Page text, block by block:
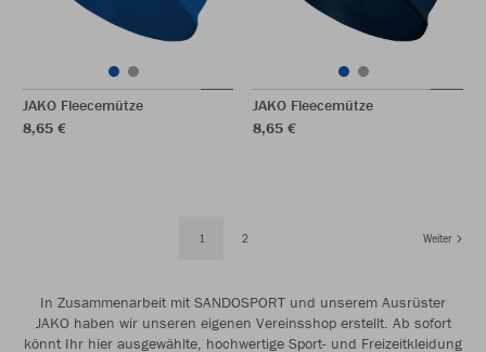
JAKO Fleecemütze
8,65 €
JAKO Fleecemütze
8,65 €
1 2 Weiter
In Zusammenarbeit mit SANDOSPORT und unserem Ausrüster
JAKO haben wir unseren eigenen Vereinsshop erstellt. Ab sofort
könnt Ihr hier ausgewählte, hochwertige Sport- und Freizeitkleidung